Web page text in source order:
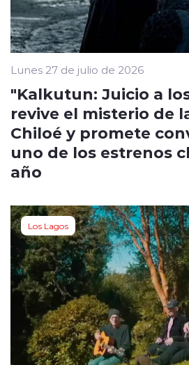
Lunes 27 de julio de 2026
"Kalkutun: Juicio a
revive el misterio de
Chiloé y promete
uno de los estrenos
año
Los Lagos